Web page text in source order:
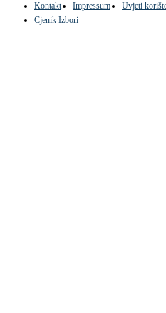
Kontakt Impressum Uvjeti
Cjenik Izbori